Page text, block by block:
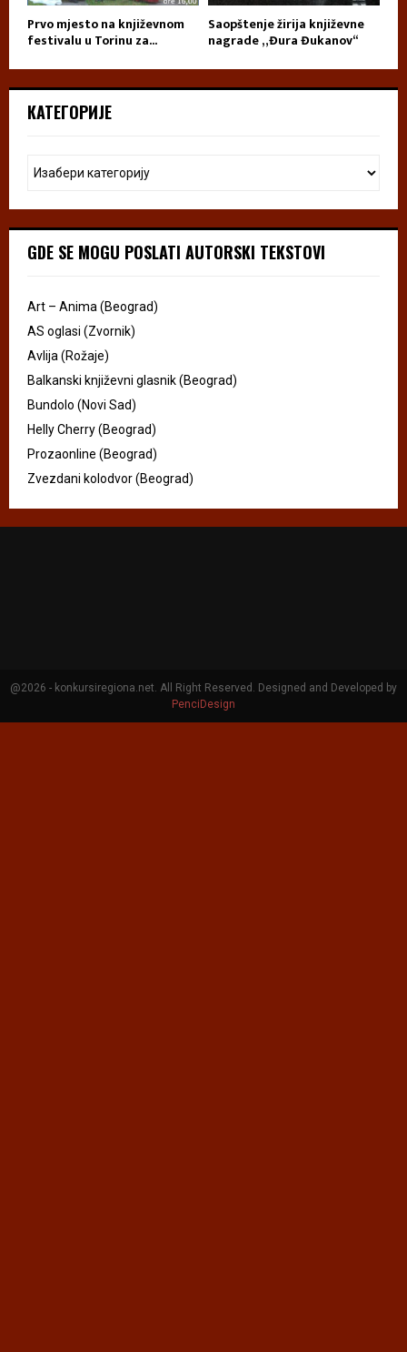
Prvo mjesto na književnom
festivalu u Torinu za...
Saopštenje žirija književne
nagrade „Đura Đukanov“
КАТЕГОРИЈЕ
GDE SE MOGU POSLATI AUTORSKI TEKSTOVI
Art – Anima (Beograd)
AS oglasi (Zvornik)
Avlija (Rožaje)
Balkanski književni glasnik (Beograd)
Bundolo (Novi Sad)
Helly Cherry (Beograd)
Prozaonline (Beograd)
Zvezdani kolodvor (Beograd)
@2026 - konkursiregiona.net. All Right Reserved. Designed and Developed by
PenciDesign